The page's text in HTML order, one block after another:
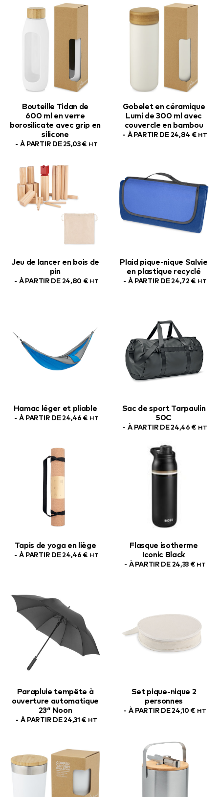
Bouteille Tidan de
600 ml en verre
borosilicate avec grip en
silicone
À PARTIR DE25,03€ HT
Gobelet en céramique
Lumi de 300 ml avec
couvercle en bambou
À PARTIR DE24,84 € HT
Jeu de lancer en bois de
pin
À PARTIR DE24,80 € HT
Plaid pique-nique Salvie
en plastique recyclé
À PARTIR DE24,72 € HT
Hamac léger et pliable
À PARTIR DE24,46 € HT
Sac de sport Tarpaulin
50C
À PARTIR DE24,46 € HT
Tapis de yoga en liège
À PARTIR DE24,46 € HT
Flasque isotherme
Iconic Black
À PARTIR DE24,33 € HT
Parapluie tempête à
ouverture automatique
23″ Noon
À PARTIR DE24,31 € HT
Set pique-nique 2
personnes
À PARTIR DE24,10 € HT